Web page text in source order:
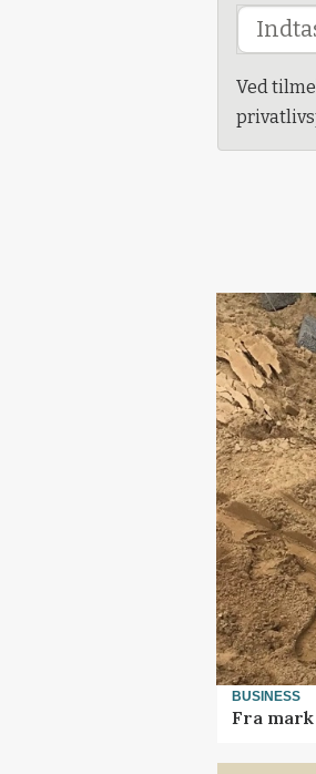
Ved
BUSINESS
Fra